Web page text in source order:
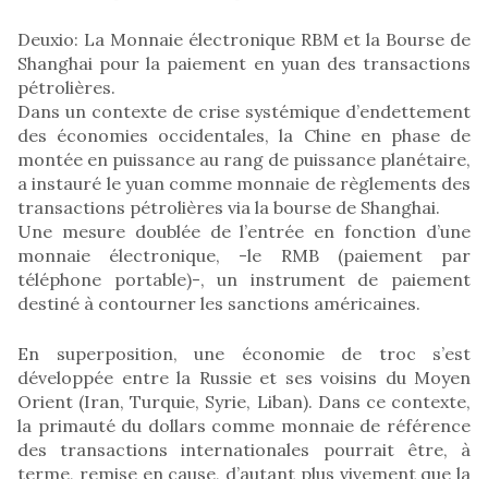
Deuxio: La Monnaie électronique RBM et la Bourse de
Shanghai pour la paiement en yuan des transactions
pétrolières.
Dans un contexte de crise systémique d’endettement
des économies occidentales, la Chine en phase de
montée en puissance au rang de puissance planétaire,
a instauré le yuan comme monnaie de règlements des
transactions pétrolières via la bourse de Shanghai.
Une mesure doublée de l’entrée en fonction d’une
monnaie électronique, -le RMB (paiement par
téléphone portable)-, un instrument de paiement
destiné à contourner les sanctions américaines.
En superposition, une économie de troc s’est
développée entre la Russie et ses voisins du Moyen
Orient (Iran, Turquie, Syrie, Liban). Dans ce contexte,
la primauté du dollars comme monnaie de référence
des transactions internationales pourrait être, à
terme, remise en cause, d’autant plus vivement que la